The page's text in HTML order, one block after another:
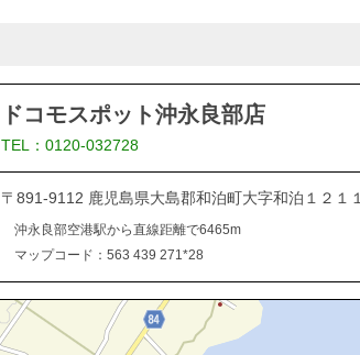
ドコモスポット沖永良部店
TEL：0120-032728
〒891-9112 鹿児島県大島郡和泊町大字和泊１２１１
沖永良部空港駅から直線距離で6465m
マップコード：563 439 271*28